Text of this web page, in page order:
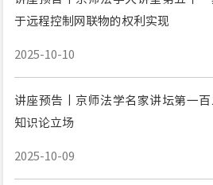
于远程控制网联物的权利实现
2025-10-10
讲座预告丨京师法学名家讲坛第一
知识论立场
2025-10-09